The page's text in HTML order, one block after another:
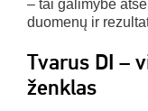
– tai galimybė
duomenų ir
Tvarus DI –
ženklas